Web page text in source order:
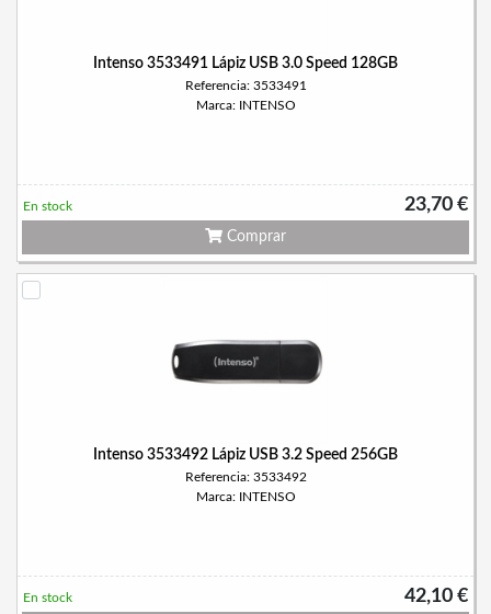
Intenso 3533491 Lápiz USB 3.0 Speed 128GB
Referencia: 3533491
Marca: INTENSO
23,70 €
En stock
Comprar
Intenso 3533492 Lápiz USB 3.2 Speed 256GB
Referencia: 3533492
Marca: INTENSO
42,10 €
En stock